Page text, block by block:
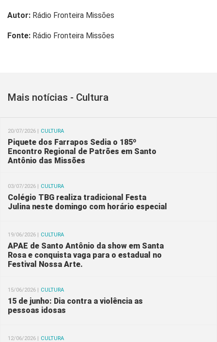
Autor: Rádio Fronteira Missões
Fonte: Rádio Fronteira Missões
Mais notícias - Cultura
20/07/2026 | CULTURA
Piquete dos Farrapos Sedia o 185º
Encontro Regional de Patrões em Santo
Antônio das Missões
03/07/2026 | CULTURA
Colégio TBG realiza tradicional Festa
Julina neste domingo com horário especial
19/06/2026 | CULTURA
APAE de Santo Antônio da show em Santa
Rosa e conquista vaga para o estadual no
Festival Nossa Arte.
15/06/2026 | CULTURA
15 de junho: Dia contra a violência as
pessoas idosas
12/06/2026 | CULTURA